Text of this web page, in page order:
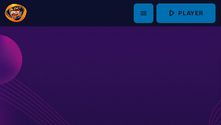
menu play_arrow PLAYER